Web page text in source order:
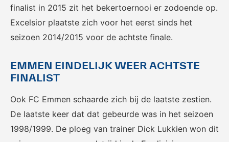
tickets voor Oranje en de
Futsal Euro 2022
De officiële toernooipagina
Dugout
De digitale leeromgeving van
finalist in 2015 zit het bekertoernooi er zodoende op.
Excelsior plaatste zich voor het eerst sinds het
seizoen 2014/2015 voor de achtste finale.
EMMEN EINDELIJK WEER ACHTSTE
FINALIST
Ook FC Emmen schaarde zich bij de laatste zestien.
De laatste keer dat dat gebeurde was in het seizoen
1998/1999. De ploeg van trainer Dick Lukkien won dit